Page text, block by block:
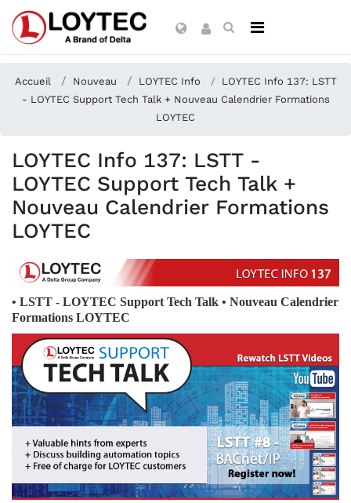
Accueil Nouveau LOYTEC Info
LOYTEC Info 137: LSTT
- LOYTEC Support Tech Talk + Nouveau Calendrier Formations
LOYTEC
LOYTEC Info 137: LSTT -
LOYTEC Support Tech Talk +
Nouveau Calendrier Formations
LOYTEC